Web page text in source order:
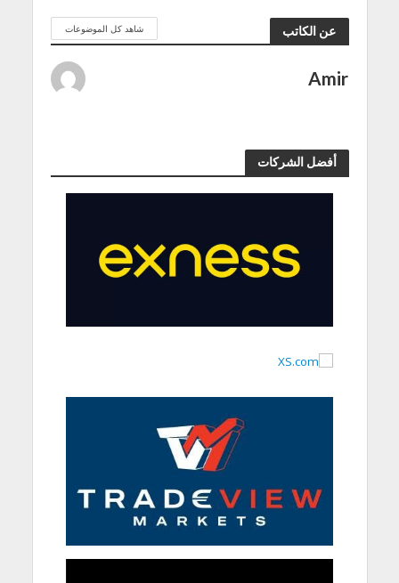
عن الكاتب شاهد كل الموضوعات
Amir
أفضل الشركات